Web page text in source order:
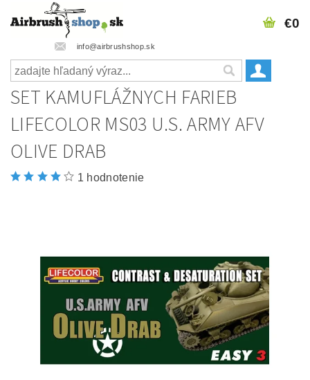
info@airbrushshop.sk
€0
SET KAMUFLÁŽNYCH FARIEB
LIFECOLOR MS03 U.S. ARMY AFV
OLIVE DRAB
1 hodnotenie